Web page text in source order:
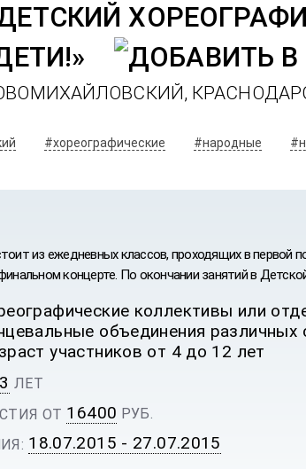
#хореографические #народные
из ежедневных классов, проходящих в первой
концерте. По окончании занятий в
коллективы или
объединения различных
участников от 4 до 12 лет
3 ЛЕТ
ОТ 16400 РУБ.
18.07.2015 - 27.07.2015